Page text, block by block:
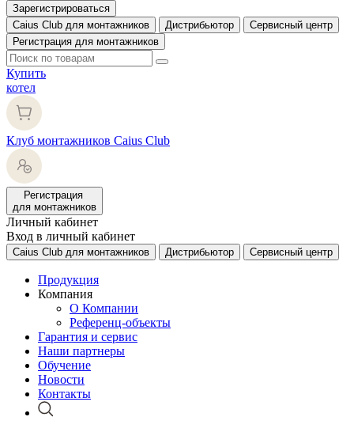
Зарегистрироваться
Caius Club для монтажников
Дистрибьютор
Сервисный центр
Регистрация для монтажников
Купить
котел
Клуб монтажников Caius Club
Регистрация
для монтажников
Личный кабинет
Вход в личный кабинет
Caius Club для монтажников Дистрибьютор Сервисный центр
Продукция
Компания
О Компании
Референц-объекты
Гарантия и сервис
Наши партнеры
Обучение
Новости
Контакты